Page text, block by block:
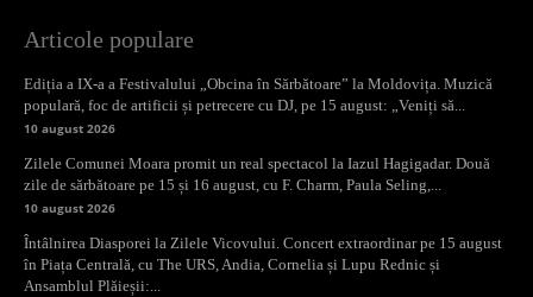
Articole populare
Ediția a IX-a a Festivalului „Obcina în Sărbătoare” la Moldovița. Muzică
populară, foc de artificii și petrecere cu DJ, pe 15 august: „Veniți să...
10 august 2026
Zilele Comunei Moara promit un real spectacol la Iazul Hagigadar. Două
zile de sărbătoare pe 15 și 16 august, cu F. Charm, Paula Seling,...
10 august 2026
Întâlnirea Diasporei la Zilele Vicovului. Concert extraordinar pe 15 august
în Piața Centrală, cu The URS, Andia, Cornelia și Lupu Rednic și
Ansamblul Plăieșii:...